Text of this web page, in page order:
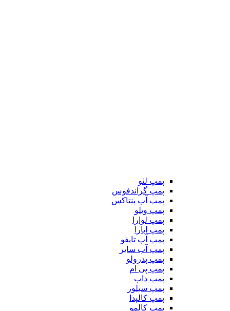
پمپ لئو
پمپ گراندفوس
پمپ آب پنتاکس
پمپ ویلو
پمپ لوارا
پمپ ابارا
پمپ آب تایفو
پمپ آب سایر
پمپ پدرولو
پمپ پی ام
پمپ داب
پمپ سیلور
پمپ کالپدا
پمپ کالمو